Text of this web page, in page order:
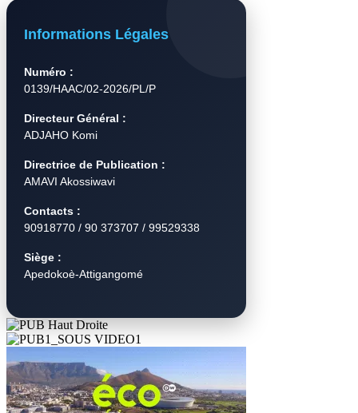
Informations Légales
Numéro :
0139/HAAC/02-2026/PL/P
Directeur Général :
ADJAHO Komi
Directrice de Publication :
AMAVI Akossiwavi
Contacts :
90918770 / 90 373707 / 99529338
Siège :
Apedokoè-Attigangomé